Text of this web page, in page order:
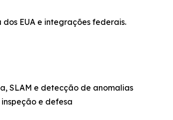
EUA e integrações federais.
SLAM e detecção de anomalias
e defesa